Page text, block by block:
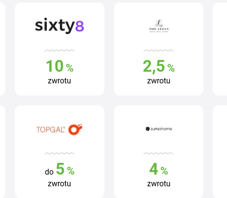
10 %
zwrotu
2,5 %
zwrotu
do 5 %
zwrotu
4 %
zwrotu